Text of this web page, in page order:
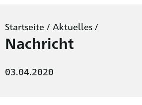
Startseite / Aktuelles /
Nachricht
03.04.2020